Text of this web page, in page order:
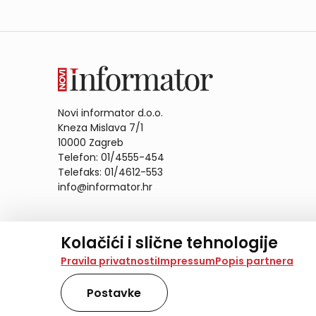
Kolačići i slične tehnologije
Na našoj web stranici koristimo kolačiće i slične
analiziramo promet na stranici te prikazujemo
također koriste ove tehnologije.
Odabirom opcije „Samo nužno“ prihvaćate samo
Pravila privatnostiImpressumPopis partnera
Postavke
Novi informator d.o.o.
Kneza Mislava 7/1
10000 Zagreb
Telefon: 01/4555-454
Telefaks: 01/4612-553
info@informator.hr